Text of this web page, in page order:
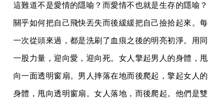
這難道不是愛情的隱喻？而愛情不也就是生存的隱喻？
關乎如何把自己飛快丟失而後緩緩把自己撿拾起來。每
一次從頭來過，都是洗刷了血痕之後的明亮初淨。用同
一股力量，迎向愛，迎向死。女人擎起男人的身體，甩
向一面透明窗扇。男人摔落在地而後爬起，擎起女人的
身體，甩向透明窗扇。女人落地，而後爬起。他們是雙